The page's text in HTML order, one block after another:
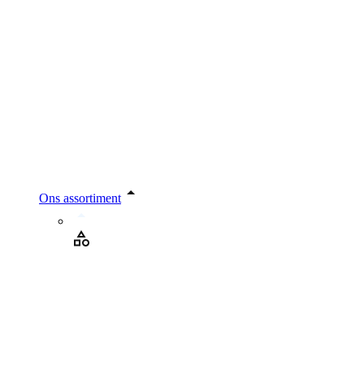
Ons assortiment